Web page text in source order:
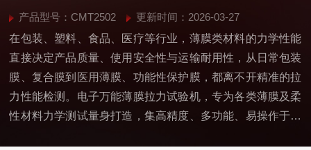
产品型号：CMT2502
更新时间：2026-03-27
在包装、塑料、食品、医疗等行业，薄膜类材料的力学性能
直接决定产品质量、使用安全性与运输耐用性，从日常包装
膜、复合膜到医用薄膜、功能性保护膜，都离不开精准的拉
力性能检测。电子万能薄膜拉力试验机，专为各类薄膜及柔
性材料力学测试量身打造，集高精度、多功能、易操作于一